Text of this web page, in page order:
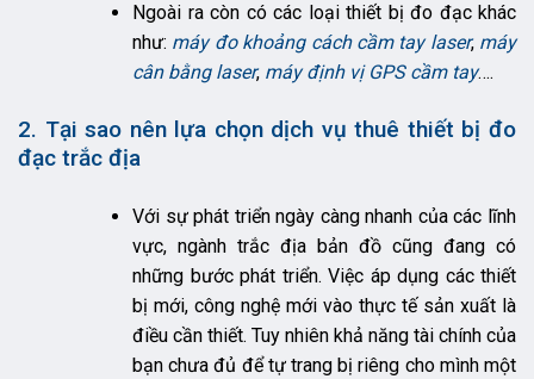
Ngoài ra còn có các loại thiết bị đo đạc khác
như: máy đo khoảng cách cầm tay laser, máy
cân bằng laser, máy định vị GPS cầm tay….
2. Tại sao nên lựa chọn dịch vụ thuê thiết bị đo
đạc trắc địa
Với sự phát triển ngày càng nhanh của các lĩnh
vực, ngành trắc địa bản đồ cũng đang có
những bước phát triển. Việc áp dụng các thiết
bị mới, công nghệ mới vào thực tế sản xuất là
điều cần thiết. Tuy nhiên khả năng tài chính của
bạn chưa đủ để tự trang bị riêng cho mình một